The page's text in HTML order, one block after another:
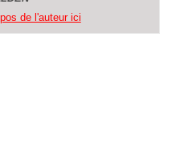
de l'auteur ici